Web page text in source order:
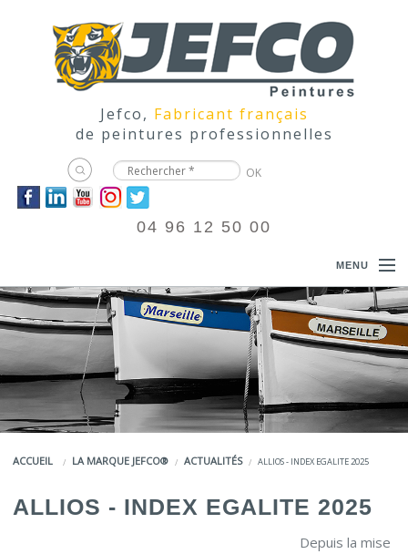
Jefco, Fabricant français
de peintures professionnelles
04 96 12 50 00
MENU
ACCUEIL
PRODUITS
DOCUMENTATIONS
COULEURS
LA MARQUE JEFCO®
ACCUEIL LA MARQUE JEFCO® ACTUALITÉS ALLIOS - INDEX EGALITE 2025
ALLIOS - INDEX EGALITE 2025
Depuis la mise